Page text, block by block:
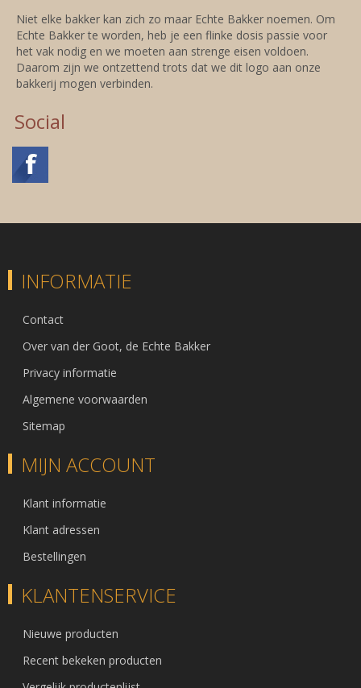
Niet elke bakker kan zich zo maar Echte Bakker noemen. Om
Echte Bakker te worden, heb je een flinke dosis passie voor
het vak nodig en we moeten aan strenge eisen voldoen.
Daarom zijn we ontzettend trots dat we dit logo aan onze
bakkerij mogen verbinden.
Social
INFORMATIE
Contact
Over van der Goot, de Echte Bakker
Privacy informatie
Algemene voorwaarden
Sitemap
MIJN ACCOUNT
Klant informatie
Klant adressen
Bestellingen
KLANTENSERVICE
Nieuwe producten
Recent bekeken producten